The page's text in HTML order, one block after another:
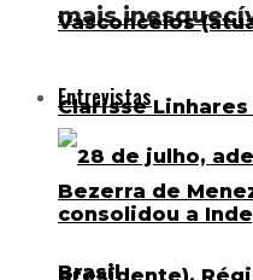
mais
Entrevistas